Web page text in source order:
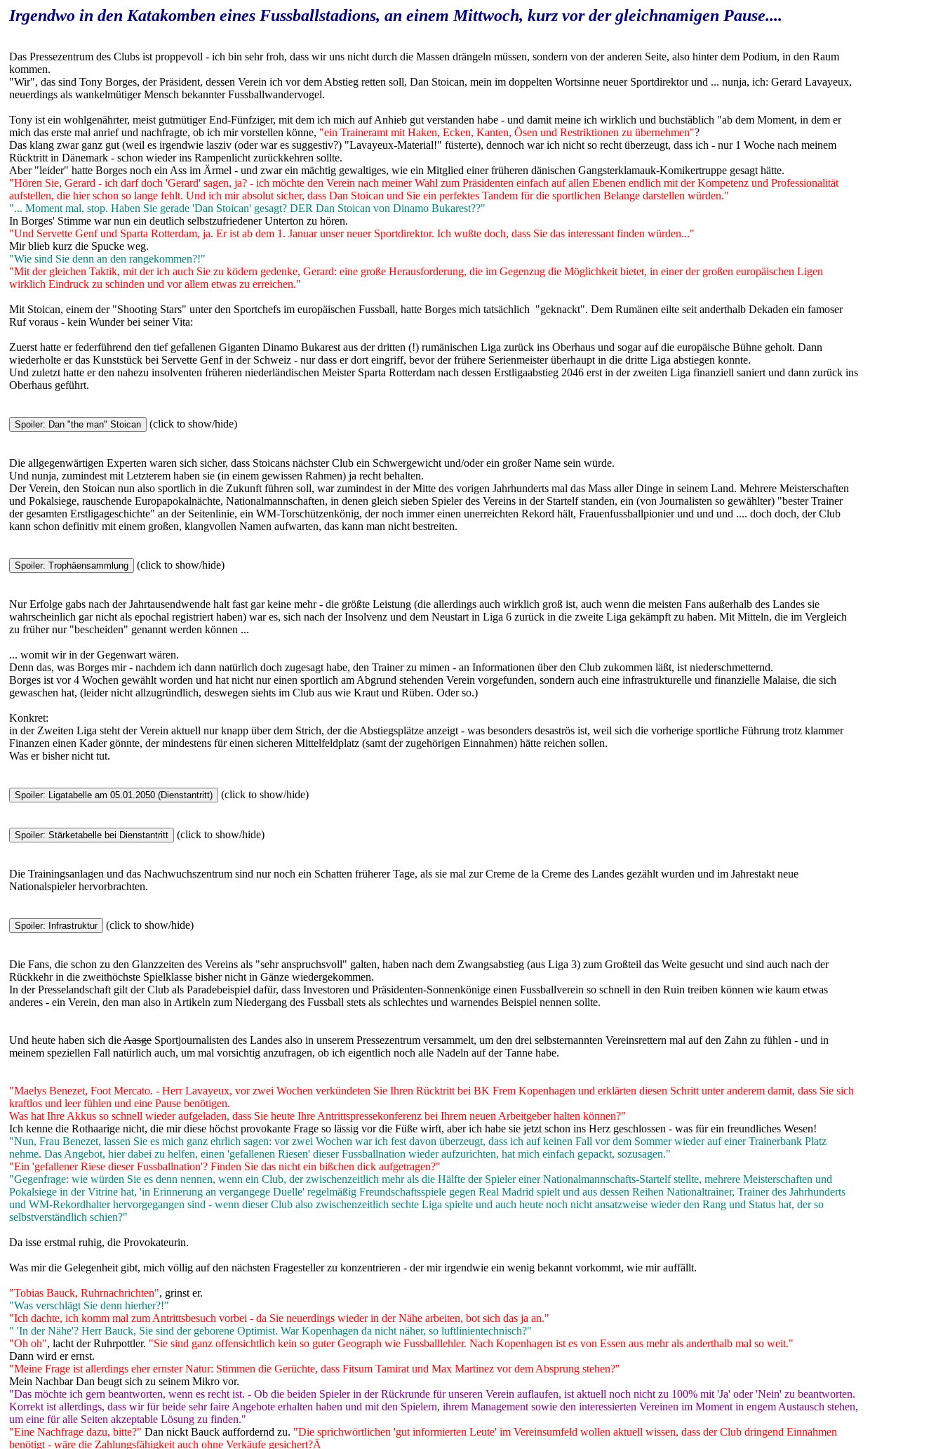
Irgendwo in den Katakomben eines Fussballstadions, an einem Mittwoch, kurz vor der gleichnamigen Pause....
Das Pressezentrum des Clubs ist proppevoll - ich bin sehr froh, dass wir uns nicht durch die Massen drängeln müssen, sondern von der anderen Seite, also hinter dem Podium, in den Raum
kommen.
"Wir", das sind Tony Borges, der Präsident, dessen Verein ich vor dem Abstieg retten soll, Dan Stoican, mein im doppelten Wortsinne neuer Sportdirektor und ... nunja, ich: Gerard Lavayeux,
neuerdings als wankelmütiger Mensch bekannter Fussballwandervogel.
Tony ist ein wohlgenährter, meist gutmütiger End-Fünfziger, mit dem ich mich auf Anhieb gut verstanden habe - und damit meine ich wirklich und buchstäblich "ab dem Moment, in dem er
mich das erste mal anrief und nachfragte, ob ich mir vorstellen könne, "ein Traineramt mit Haken, Ecken, Kanten, Ösen und Restriktionen zu übernehmen"?
Das klang zwar ganz gut (weil es irgendwie lasziv (oder war es suggestiv?) "Lavayeux-Material!" füsterte), dennoch war ich nicht so recht überzeugt, dass ich - nur 1 Woche nach meinem
Rücktritt in Dänemark - schon wieder ins Rampenlicht zurückkehren sollte.
Aber "leider" hatte Borges noch ein Ass im Ärmel - und zwar ein mächtig gewaltiges, wie ein Mitglied einer früheren dänischen Gangsterklamauk-Komikertruppe gesagt hätte.
"Hören Sie, Gerard - ich darf doch 'Gerard' sagen, ja? - ich möchte den Verein nach meiner Wahl zum Präsidenten einfach auf allen Ebenen endlich mit der Kompetenz und Professionalität
aufstellen, die hier schon so lange fehlt. Und ich mir absolut sicher, dass Dan Stoican und Sie ein perfektes Tandem für die sportlichen Belange darstellen würden."
"... Moment mal, stop. Haben Sie gerade 'Dan Stoican' gesagt? DER Dan Stoican von Dinamo Bukarest??"
In Borges' Stimme war nun ein deutlich selbstzufriedener Unterton zu hören.
"Und Servette Genf und Sparta Rotterdam, ja. Er ist ab dem 1. Januar unser neuer Sportdirektor. Ich wußte doch, dass Sie das interessant finden würden..."
Mir blieb kurz die Spucke weg.
"Wie sind Sie denn an den rangekommen?!"
"Mit der gleichen Taktik, mit der ich auch Sie zu ködern gedenke, Gerard: eine große Herausforderung, die im Gegenzug die Möglichkeit bietet, in einer der großen europäischen Ligen
wirklich Eindruck zu schinden und vor allem etwas zu erreichen."
Mit Stoican, einem der "Shooting Stars" unter den Sportchefs im europäischen Fussball, hatte Borges mich tatsächlich "geknackt". Dem Rumänen eilte seit anderthalb Dekaden ein famoser
Ruf voraus - kein Wunder bei seiner Vita:
Zuerst hatte er federführend den tief gefallenen Giganten Dinamo Bukarest aus der dritten (!) rumänischen Liga zurück ins Oberhaus und sogar auf die europäische Bühne geholt. Dann
wiederholte er das Kunststück bei Servette Genf in der Schweiz - nur dass er dort eingriff, bevor der frühere Serienmeister überhaupt in die dritte Liga abstiegen konnte.
Und zuletzt hatte er den nahezu insolventen früheren niederländischen Meister Sparta Rotterdam nach dessen Erstligaabstieg 2046 erst in der zweiten Liga finanziell saniert und dann zurück ins
Oberhaus geführt.
(click to show/hide)
Die allgegenwärtigen Experten waren sich sicher, dass Stoicans nächster Club ein Schwergewicht und/oder ein großer Name sein würde.
Und nunja, zumindest mit Letzterem haben sie (in einem gewissen Rahmen) ja recht behalten.
Der Verein, den Stoican nun also sportlich in die Zukunft führen soll, war zumindest in der Mitte des vorigen Jahrhunderts mal das Mass aller Dinge in seinem Land. Mehrere Meisterschaften
und Pokalsiege, rauschende Europapokalnächte, Nationalmannschaften, in denen gleich sieben Spieler des Vereins in der Startelf standen, ein (von Journalisten so gewählter) "bester Trainer
der gesamten Erstligageschichte" an der Seitenlinie, ein WM-Torschützenkönig, der noch immer einen unerreichten Rekord hält, Frauenfussballpionier und und und .... doch doch, der Club
kann schon definitiv mit einem großen, klangvollen Namen aufwarten, das kann man nicht bestreiten.
(click to show/hide)
Nur Erfolge gabs nach der Jahrtausendwende halt fast gar keine mehr - die größte Leistung (die allerdings auch wirklich groß ist, auch wenn die meisten Fans außerhalb des Landes sie
wahrscheinlich gar nicht als epochal registriert haben) war es, sich nach der Insolvenz und dem Neustart in Liga 6 zurück in die zweite Liga gekämpft zu haben. Mit Mitteln, die im Vergleich
zu früher nur "bescheiden" genannt werden können ...
... womit wir in der Gegenwart wären.
Denn das, was Borges mir - nachdem ich dann natürlich doch zugesagt habe, den Trainer zu mimen - an Informationen über den Club zukommen läßt, ist niederschmetternd.
Borges ist vor 4 Wochen gewählt worden und hat nicht nur einen sportlich am Abgrund stehenden Verein vorgefunden, sondern auch eine infrastrukturelle und finanzielle Malaise, die sich
gewaschen hat, (leider nicht allzugründlich, deswegen siehts im Club aus wie Kraut und Rüben. Oder so.)
Konkret:
in der Zweiten Liga steht der Verein aktuell nur knapp über dem Strich, der die Abstiegsplätze anzeigt - was besonders desaströs ist, weil sich die vorherige sportliche Führung trotz klammer
Finanzen einen Kader gönnte, der mindestens für einen sicheren Mittelfeldplatz (samt der zugehörigen Einnahmen) hätte reichen sollen.
Was er bisher nicht tut.
(click to show/hide)
(click to show/hide)
Die Trainingsanlagen und das Nachwuchszentrum sind nur noch ein Schatten früherer Tage, als sie mal zur Creme de la Creme des Landes gezählt wurden und im Jahrestakt neue
Nationalspieler hervorbrachten.
(click to show/hide)
Die Fans, die schon zu den Glanzzeiten des Vereins als "sehr anspruchsvoll" galten, haben nach dem Zwangsabstieg (aus Liga 3) zum Großteil das Weite gesucht und sind auch nach der
Rückkehr in die zweithöchste Spielklasse bisher nicht in Gänze wiedergekommen.
In der Presselandschaft gilt der Club als Paradebeispiel dafür, dass Investoren und Präsidenten-Sonnenkönige einen Fussballverein so schnell in den Ruin treiben können wie kaum etwas
anderes - ein Verein, den man also in Artikeln zum Niedergang des Fussball stets als schlechtes und warnendes Beispiel nennen sollte.
Und heute haben sich dieAasge Sportjournalisten des Landes also in unserem Pressezentrum versammelt, um den drei selbsternannten Vereinsrettern mal auf den Zahn zu fühlen - und in
meinem speziellen Fall natürlich auch, um mal vorsichtig anzufragen, ob ich eigentlich noch alle Nadeln auf der Tanne habe.
"Maelys Benezet, Foot Mercato. - Herr Lavayeux, vor zwei Wochen verkündeten Sie Ihren Rücktritt bei BK Frem Kopenhagen und erklärten diesen Schritt unter anderem damit, dass Sie sich
kraftlos und leer fühlen und eine Pause benötigen.
Was hat Ihre Akkus so schnell wieder aufgeladen, dass Sie heute Ihre Antrittspressekonferenz bei Ihrem neuen Arbeitgeber halten können?"
Ich kenne die Rothaarige nicht, die mir diese höchst provokante Frage so lässig vor die Füße wirft, aber ich habe sie jetzt schon ins Herz geschlossen - was für ein freundliches Wesen!
"Nun, Frau Benezet, lassen Sie es mich ganz ehrlich sagen: vor zwei Wochen war ich fest davon überzeugt, dass ich auf keinen Fall vor dem Sommer wieder auf einer Trainerbank Platz
nehme. Das Angebot, hier dabei zu helfen, einen 'gefallenen Riesen' dieser Fussballnation wieder aufzurichten, hat mich einfach gepackt, sozusagen."
"Ein 'gefallener Riese dieser Fussballnation'? Finden Sie das nicht ein bißchen dick aufgetragen?"
"Gegenfrage: wie würden Sie es denn nennen, wenn ein Club, der zwischenzeitlich mehr als die Hälfte der Spieler einer Nationalmannschafts-Startelf stellte, mehrere Meisterschaften und
Pokalsiege in der Vitrine hat, 'in Erinnerung an vergangege Duelle' regelmäßig Freundschaftsspiele gegen Real Madrid spielt und aus dessen Reihen Nationaltrainer, Trainer des Jahrhunderts
und WM-Rekordhalter hervorgegangen sind - wenn dieser Club also zwischenzeitlich sechte Liga spielte und auch heute noch nicht ansatzweise wieder den Rang und Status hat, der so
selbstverständlich schien?"
Da isse erstmal ruhig, die Provokateurin.
Was mir die Gelegenheit gibt, mich völlig auf den nächsten Fragesteller zu konzentrieren - der mir irgendwie ein wenig bekannt vorkommt, wie mir auffällt.
"Tobias Bauck, Ruhrnachrichten", grinst er.
"Was verschlägt Sie denn hierher?!"
"Ich dachte, ich komm mal zum Antrittsbesuch vorbei - da Sie neuerdings wieder in der Nähe arbeiten, bot sich das ja an."
" 'In der Nähe'? Herr Bauck, Sie sind der geborene Optimist. War Kopenhagen da nicht näher, so luftlinientechnisch?"
"Oh oh", lacht der Ruhrpottler. "Sie sind ganz offensichtlich kein so guter Geograph wie Fussballlehler. Nach Kopenhagen ist es von Essen aus mehr als anderthalb mal so weit."
Dann wird er ernst.
"Meine Frage ist allerdings eher ernster Natur: Stimmen die Gerüchte, dass Fitsum Tamirat und Max Martinez vor dem Absprung stehen?"
Mein Nachbar Dan beugt sich zu seinem Mikro vor.
"Das möchte ich gern beantworten, wenn es recht ist. - Ob die beiden Spieler in der Rückrunde für unseren Verein auflaufen, ist aktuell noch nicht zu 100% mit 'Ja' oder 'Nein' zu beantworten.
Korrekt ist allerdings, dass wir für beide sehr faire Angebote erhalten haben und mit den Spielern, ihrem Management sowie den interessierten Vereinen im Moment in engem Austausch stehen,
um eine für alle Seiten akzeptable Lösung zu finden."
"Eine Nachfrage dazu, bitte?" Dan nickt Bauck auffordernd zu. "Die sprichwörtlichen 'gut informierten Leute' im Vereinsumfeld wollen aktuell wissen, dass der Club dringend Einnahmen
benötigt - wäre die Zahlungsfähigkeit auch ohne Verkäufe gesichert?Ä